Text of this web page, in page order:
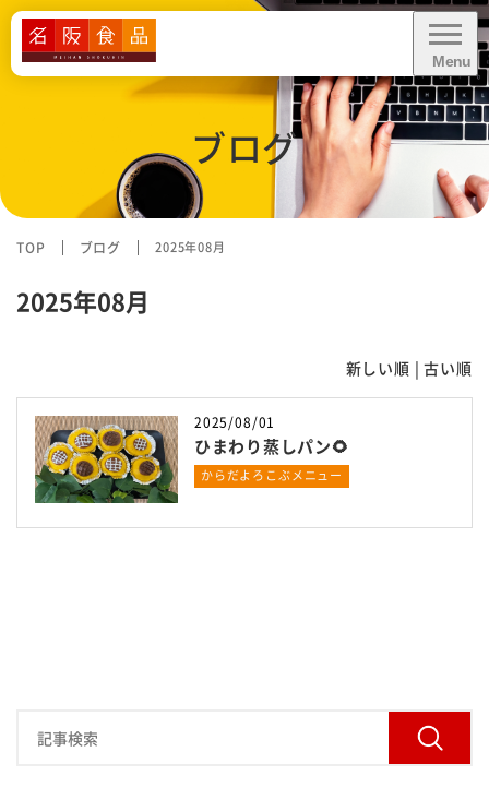
Menu
ブログ
CLOSE
業態別お悩み解決
導入事例
名阪食品の強み
よくある質問
給食に関するお問い合わせ・
お見積り依頼
資料ダウンロード
TOP ブログ 2025年08月
2025年08月
新しい順 |古い順
2025/08/01
ひまわり蒸しパン🌻
からだよろこぶメニュー